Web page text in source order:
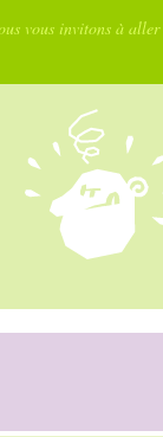
vous invitons à aller